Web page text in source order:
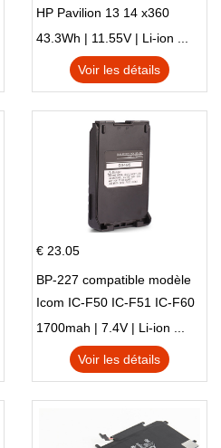
HP Pavilion 13 14 x360
L83388-AC1 L83388-421
HSTNN-LB8S M01118-421
M01144-005 13-BB 14-DV
43.3Wh | 11.55V | Li-ion ...
Voir les détails
€ 23.05
BP-227 compatible modèle
Icom IC-F50 IC-F51 IC-F60
IC-F61 IC-M87
1700mah | 7.4V | Li-ion ...
Voir les détails